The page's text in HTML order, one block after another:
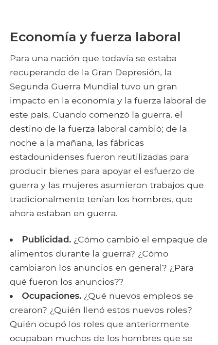
Economía y fuerza laboral
Para una nación que todavía se estaba
recuperando de la Gran Depresión, la
Segunda Guerra Mundial tuvo un gran
impacto en la economía y la fuerza laboral de
este país. Cuando comenzó la guerra, el
destino de la fuerza laboral cambió; de la
noche a la mañana, las fábricas
estadounidenses fueron reutilizadas para
producir bienes para apoyar el esfuerzo de
guerra y las mujeres asumieron trabajos que
tradicionalmente tenían los hombres, que
ahora estaban en guerra.
Publicidad.¿Cómo cambió el empaque de
alimentos durante la guerra? ¿Cómo
cambiaron los anuncios en general? ¿Para
qué fueron los anuncios??
Ocupaciones. ¿Qué nuevos empleos se
crearon? ¿Quién llenó estos nuevos roles?
Quién ocupó los roles que anteriormente
ocupaban muchos de los hombres que se